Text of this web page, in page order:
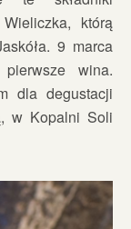
którą
9 marca
wina.
dla degustacji
w Kopalni Soli